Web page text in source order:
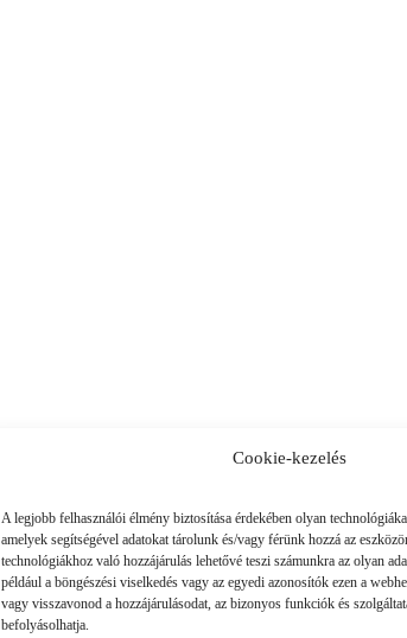
Cookie-kezelés
A legjobb felhasználói élmény biztosítása érdekében olyan
amelyek segítségével adatokat tárolunk és/vagy férünk hozzá az
technológiákhoz való hozzájárulás lehetővé teszi számunkra az olyan
például a böngészési viselkedés vagy az egyedi azonosítók ezen a
vagy visszavonod a hozzájárulásodat, az bizonyos funkciók és
befolyásolhatja.